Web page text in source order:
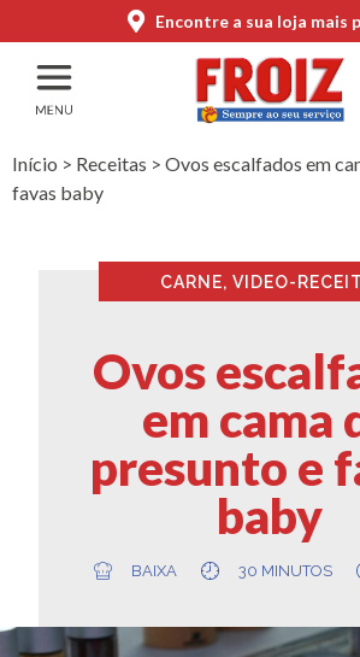
Encontre a sua loja mais
Início > Receitas > Ovos escalfados em
favas baby
CARNE, VIDEO-
Ovos
em cama
presunto e
baby
BAIXA 30 MINUTOS